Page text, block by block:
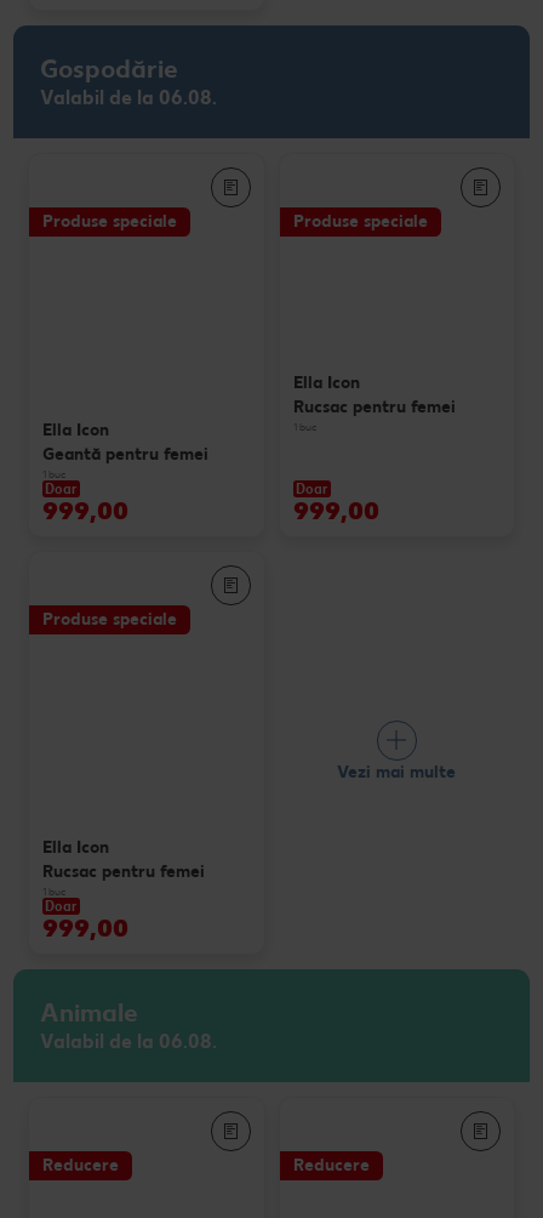
Gospodărie
Valabil de la 06.08.
Produse speciale
Ella Icon
Geantă pentru femei
1 buc
Doar
999,00
Produse speciale
Ella Icon
Rucsac pentru femei
1 buc
Doar
999,00
Produse speciale
Ella Icon
Rucsac pentru femei
1 buc
Doar
999,00
Vezi mai multe
Animale
Valabil de la 06.08.
Reducere Reducere